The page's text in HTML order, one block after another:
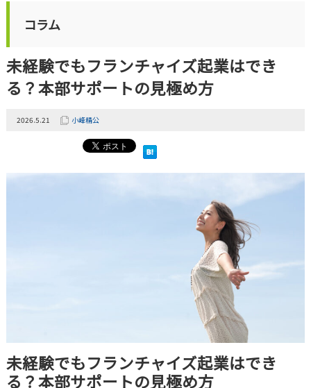
コラム
未経験でもフランチャイズ起業はでき
る？本部サポートの見極め方
2026.5.21 小峰精公
未経験でもフランチャイズ起業はでき
る？本部サポートの見極め方